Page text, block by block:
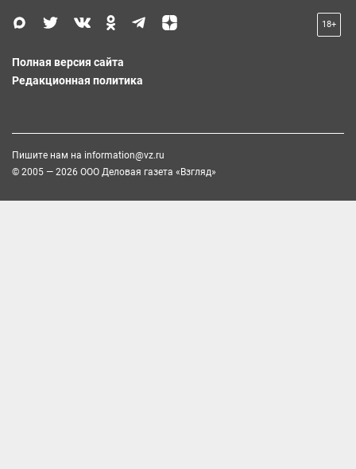
18+
Полная версия сайта
Редакционная политика
Пишите нам на information@vz.ru
© 2005 — 2026 ООО Деловая газета «Взгляд»